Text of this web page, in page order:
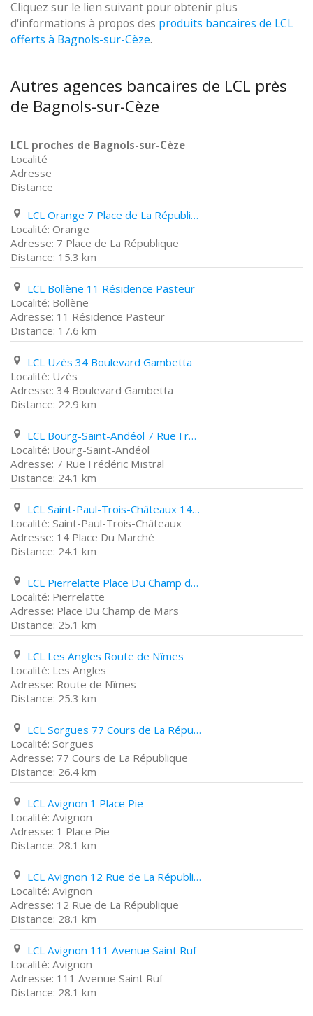
Cliquez sur le lien suivant pour obtenir plus
d'informations à propos des produits bancaires de LCL
offerts à Bagnols-sur-Cèze.
Autres agences bancaires de LCL près
de Bagnols-sur-Cèze
LCL proches de Bagnols-sur-Cèze
Localité
Adresse
Distance
LCL Orange 7 Place de La République
Orange
7 Place de La République
15.3 km
LCL Bollène 11 Résidence Pasteur
Bollène
11 Résidence Pasteur
17.6 km
LCL Uzès 34 Boulevard Gambetta
Uzès
34 Boulevard Gambetta
22.9 km
LCL Bourg-Saint-Andéol 7 Rue Frédéric Mistral
Bourg-Saint-Andéol
7 Rue Frédéric Mistral
24.1 km
LCL Saint-Paul-Trois-Châteaux 14 Place Du Marché
Saint-Paul-Trois-Châteaux
14 Place Du Marché
24.1 km
LCL Pierrelatte Place Du Champ de Mars
Pierrelatte
Place Du Champ de Mars
25.1 km
LCL Les Angles Route de Nîmes
Les Angles
Route de Nîmes
25.3 km
LCL Sorgues 77 Cours de La République
Sorgues
77 Cours de La République
26.4 km
LCL Avignon 1 Place Pie
Avignon
1 Place Pie
28.1 km
LCL Avignon 12 Rue de La République
Avignon
12 Rue de La République
28.1 km
LCL Avignon 111 Avenue Saint Ruf
Avignon
111 Avenue Saint Ruf
28.1 km